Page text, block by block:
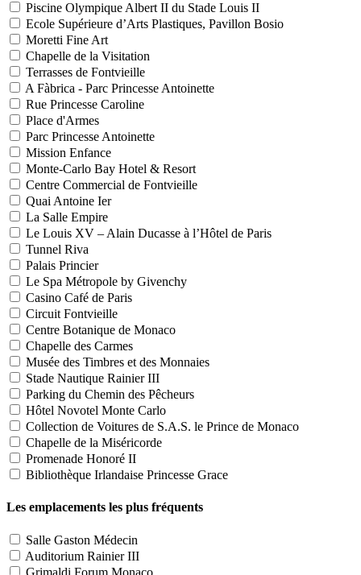
Piscine Olympique Albert II du Stade Louis II
Ecole Supérieure d’Arts Plastiques, Pavillon Bosio
Moretti Fine Art
Chapelle de la Visitation
Terrasses de Fontvieille
A Fàbrica - Parc Princesse Antoinette
Rue Princesse Caroline
Place d'Armes
Parc Princesse Antoinette
Mission Enfance
Monte-Carlo Bay Hotel & Resort
Centre Commercial de Fontvieille
Quai Antoine Ier
La Salle Empire
Le Louis XV – Alain Ducasse à l’Hôtel de Paris
Tunnel Riva
Palais Princier
Le Spa Métropole by Givenchy
Casino Café de Paris
Circuit Fontvieille
Centre Botanique de Monaco
Chapelle des Carmes
Musée des Timbres et des Monnaies
Stade Nautique Rainier III
Parking du Chemin des Pêcheurs
Hôtel Novotel Monte Carlo
Collection de Voitures de S.A.S. le Prince de Monaco
Chapelle de la Miséricorde
Promenade Honoré II
Bibliothèque Irlandaise Princesse Grace
Les emplacements les plus fréquents
Salle Gaston Médecin
Auditorium Rainier III
Grimaldi Forum Monaco